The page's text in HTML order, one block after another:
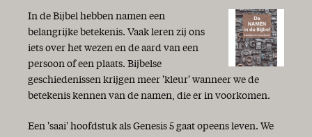
In de Bijbel hebben namen een
belangrijke betekenis. Vaak leren zij ons
iets over het wezen en de aard van een
persoon of een plaats. Bijbelse
geschiedenissen krijgen meer 'kleur' wanneer we de
betekenis kennen van de namen, die er in voorkomen.
Een 'saai' hoofdstuk als Genesis 5 gaat opeens leven. We